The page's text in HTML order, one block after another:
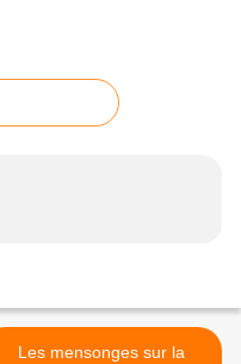
Les mensonges sur la